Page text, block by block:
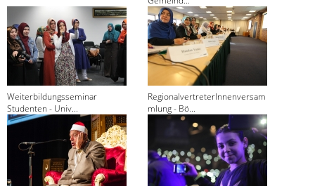
Weiterbildungsseminar
Studenten - Univ...
RegionalvertreterInnenversam
mlung - Bö...